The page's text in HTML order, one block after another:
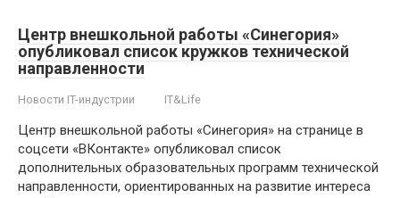
Центр внешкольной работы «Синегория»
опубликовал список кружков технической
направленности
Новости IT-индустрии IT&Life
Центр внешкольной работы «Синегория» на странице в
соцсети «ВКонтакте» опубликовал список
дополнительных образовательных программ технической
направленности, ориентированных на развитие интереса